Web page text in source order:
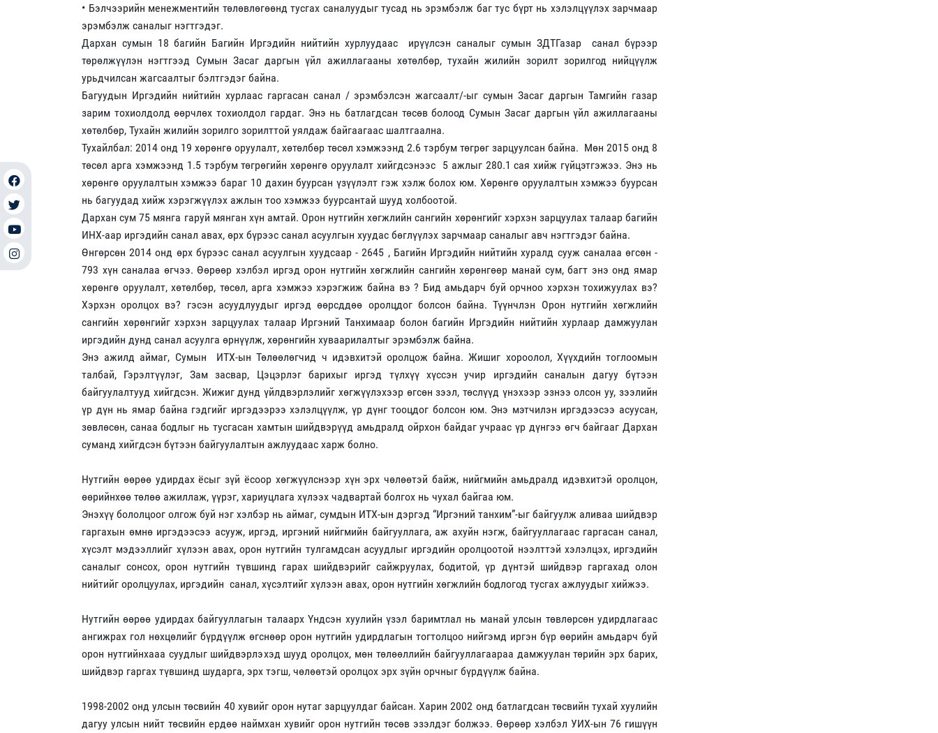
• Бэлчээрийн менежментийн төлөвлөгөөнд тусгах саналуудыг тусад нь эрэмбэлж баг тус бүрт нь хэлэлцүүлэх зарчмаар
эрэмбэлж саналыг нэгтгэдэг.
Дархан сумын 18 багийн Багийн Иргэдийн нийтийн хурлуудаас ирүүлсэн саналыг сумын ЗДТГазар санал бүрээр
төрөлжүүлэн нэгтгээд Сумын Засаг даргын үйл ажиллагааны хөтөлбөр, тухайн жилийн зорилт зорилгод нийцүүлж
урьдчилсан жагсаалтыг бэлтгэдэг байна.
Багуудын Иргэдийн нийтийн хурлаас гаргасан санал / эрэмбэлсэн жагсаалт/-ыг сумын Засаг даргын Тамгийн газар
зарим тохиолдолд өөрчлөх тохиолдол гардаг. Энэ нь батлагдсан төсөв болоод Сумын Засаг даргын үйл ажиллагааны
хөтөлбөр, Тухайн жилийн зорилго зорилттой уялдаж байгаагаас шалтгаална.
Тухайлбал: 2014 онд 19 хөрөнгө оруулалт, хөтөлбөр төсөл хэмжээнд 2.6 тэрбум төгрөг зарцуулсан байна. Мөн 2015 онд 8
төсөл арга хэмжээнд 1.5 тэрбум төгрөгийн хөрөнгө оруулалт хийгдсэнээс 5 ажлыг 280.1 сая хийж гүйцэтгэжээ. Энэ нь
хөрөнгө оруулалтын хэмжээ бараг 10 дахин буурсан үзүүлэлт гэж хэлж болох юм. Хөрөнгө оруулалтын хэмжээ буурсан
нь багуудад хийж хэрэгжүүлэх ажлын тоо хэмжээ буурсантай шууд холбоотой.
Дархан сум 75 мянга гаруй мянган хүн амтай. Орон нутгийн хөгжлийн сангийн хөрөнгийг хэрхэн зарцуулах талаар багийн
ИНХ-аар иргэдийн санал авах, өрх бүрээс санал асуулгын хуудас бөглүүлэх зарчмаар саналыг авч нэгтгэдэг байна.
Өнгөрсөн 2014 онд өрх бүрээс санал асуулгын хуудсаар - 2645 , Багийн Иргэдийн нийтийн хуралд сууж саналаа өгсөн -
793 хүн саналаа өгчээ. Өөрөөр хэлбэл иргэд орон нутгийн хөгжлийн сангийн хөрөнгөөр манай сум, багт энэ онд ямар
хөрөнгө оруулалт, хөтөлбөр, төсөл, арга хэмжээ хэрэгжиж байна вэ ? Бид амьдарч буй орчноо хэрхэн тохижуулах вэ?
Хэрхэн оролцох вэ? гэсэн асуудлуудыг иргэд өөрсддөө оролцдог болсон байна. Түүнчлэн Орон нутгийн хөгжлийн
сангийн хөрөнгийг хэрхэн зарцуулах талаар Иргэний Танхимаар болон багийн Иргэдийн нийтийн хурлаар дамжуулан
иргэдийн дунд санал асуулга өрнүүлж, хөрөнгийн хуваарилалтыг эрэмбэлж байна.
Энэ ажилд аймаг, Сумын ИТХ-ын Төлөөлөгчид ч идэвхитэй оролцож байна. Жишиг хороолол, Хүүхдийн тоглоомын
талбай, Гэрэлтүүлэг, Зам засвар, Цэцэрлэг барихыг иргэд түлхүү хүссэн учир иргэдийн саналын дагуу бүтээн
байгуулалтууд хийгдсэн. Жижиг дунд үйлдвэрлэлийг хөгжүүлэхээр өгсөн зээл, төслүүд үнэхээр эзнээ олсон уу, зээлийн
үр дүн нь ямар байна гэдгийг иргэдээрээ хэлэлцүүлж, үр дүнг тооцдог болсон юм. Энэ мэтчилэн иргэдээсээ асуусан,
зөвлөсөн, санаа бодлыг нь тусгасан хамтын шийдвэрүүд амьдралд ойрхон байдаг учраас үр дүнгээ өгч байгааг Дархан
суманд хийгдсэн бүтээн байгуулалтын ажлуудаас харж болно.
Нутгийн өөрөө удирдах ёсыг зүй ёсоор хөгжүүлснээр хүн эрх чөлөөтэй байж, нийгмийн амьдралд идэвхитэй оролцон,
өөрийнхөө төлөө ажиллаж, үүрэг, хариуцлага хүлээх чадвартай болгох нь чухал байгаа юм.
Энэхүү бололцоог олгож буй нэг хэлбэр нь аймаг, сумдын ИТХ-ын дэргэд “Иргэний танхим”-ыг байгуулж аливаа шийдвэр
гаргахын өмнө иргэдээсээ асууж, иргэд, иргэний нийгмийн байгууллага, аж ахуйн нэгж, байгууллагаас гаргасан санал,
хүсэлт мэдээллийг хүлээн авах, орон нутгийн тулгамдсан асуудлыг иргэдийн оролцоотой нээлттэй хэлэлцэх, иргэдийн
саналыг сонсох, орон нутгийн түвшинд гарах шийдвэрийг сайжруулах, бодитой, үр дүнтэй шийдвэр гаргахад олон
нийтийг оролцуулах, иргэдийн санал, хүсэлтийг хүлээн авах, орон нутгийн хөгжлийн бодлогод тусгах ажлуудыг хийжээ.
Нутгийн өөрөө удирдах байгууллагын талаарх Үндсэн хуулийн үзэл баримтлал нь манай улсын төвлөрсөн удирдлагаас
ангижрах гол нөхцөлийг бүрдүүлж өгснөөр орон нутгийн удирдлагын тогтолцоо нийгэмд иргэн бүр өөрийн амьдарч буй
орон нутгийнхааа суудлыг шийдвэрлэхэд шууд оролцох, мөн төлөөллийн байгууллагаараа дамжуулан төрийн эрх барих,
шийдвэр гаргах түвшинд шударга, эрх тэгш, чөлөөтэй оролцох эрх зүйн орчныг бүрдүүлж байна.
1998-2002 онд улсын төсвийн 40 хувийг орон нутаг зарцуулдаг байсан. Харин 2002 онд батлагдсан төсвийн тухай хуулийн
дагуу улсын нийт төсвийн ердөө наймхан хувийг орон нутгийн төсөв эзэлдэг болжээ. Өөрөөр хэлбэл УИХ-ын 76 гишүүн